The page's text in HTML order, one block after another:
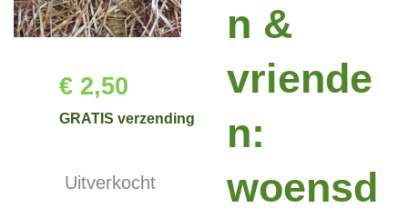
n &
vriende
n:
woensd
€ 2,50
GRATIS verzending
Uitverkocht